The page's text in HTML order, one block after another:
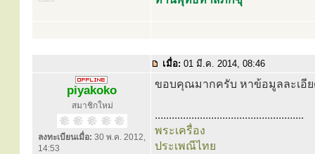
เมื่อ: 01 มี.ค. 2014, 08:46
piyakoko
สมาชิกใหม่
ลงทะเบียนเมื่อ: 30 พ.ค. 2012,
14:53
ขอบคุณมากครับ หาข้อมูลละเอี
.....................................................
พระเครื่อง
ประเพณีไทย